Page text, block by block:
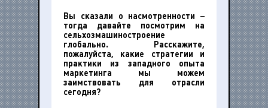
Вы сказали о насмотренности –
тогда давайте посмотрим на
сельхозмашиностроение
глобально. Расскажите,
пожалуйста, какие стратегии и
практики из западного опыта
маркетинга мы можем
заимствовать для отрасли
сегодня?